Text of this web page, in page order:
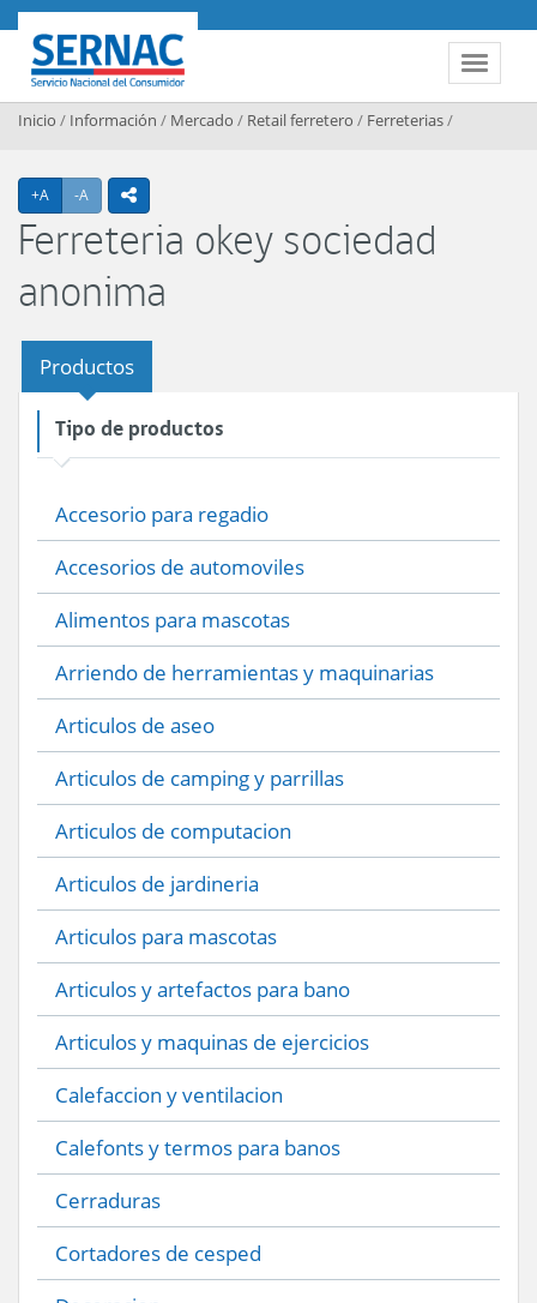
Contenido principal
Toggle
SERNAC
Inicio / Información / Mercado / Retail ferretero / Ferreterias/
+A Agrandar texto
-A Achicar textoicono compartir
Ferreteria okey sociedad
anonima
Productos
Tipo de productos
Accesorio para regadio
Accesorios de automoviles
Alimentos para mascotas
Arriendo de herramientas y maquinarias
Articulos de aseo
Articulos de camping y parrillas
Articulos de computacion
Articulos de jardineria
Articulos para mascotas
Articulos y artefactos para bano
Articulos y maquinas de ejercicios
Calefaccion y ventilacion
Calefonts y termos para banos
Cerraduras
Cortadores de cesped